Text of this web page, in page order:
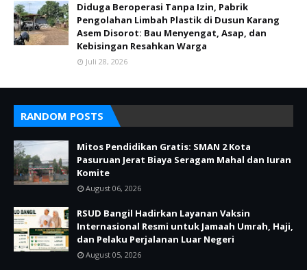
Diduga Beroperasi Tanpa Izin, Pabrik
Pengolahan Limbah Plastik di Dusun Karang
Asem Disorot: Bau Menyengat, Asap, dan
Kebisingan Resahkan Warga
Juli 28, 2026
RANDOM POSTS
Mitos Pendidikan Gratis: SMAN 2 Kota
Pasuruan Jerat Biaya Seragam Mahal dan Iuran
Komite
August 06, 2026
RSUD Bangil Hadirkan Layanan Vaksin
Internasional Resmi untuk Jamaah Umrah, Haji,
dan Pelaku Perjalanan Luar Negeri
August 05, 2026